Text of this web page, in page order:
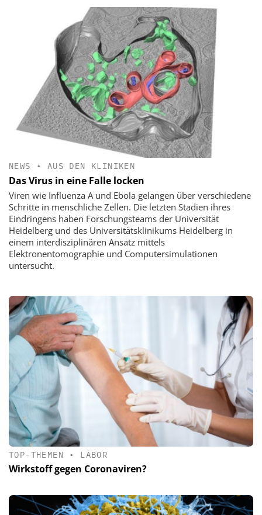
NEWS • AUS DEN KLINIKEN
Das Virus in eine Falle locken
Viren wie Influenza A und Ebola gelangen über verschiedene
Schritte in menschliche Zellen. Die letzten Stadien ihres
Eindringens haben Forschungsteams der Universität
Heidelberg und des Universitätsklinikums Heidelberg in
einem interdisziplinären Ansatz mittels
Elektronentomographie und Computersimulationen
untersucht.
TOP-THEMEN • LABOR
Wirkstoff gegen Coronaviren?